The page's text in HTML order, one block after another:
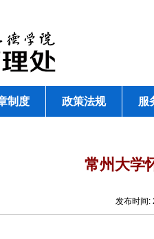
制度 政策法规 服
常州大学
发布时间: